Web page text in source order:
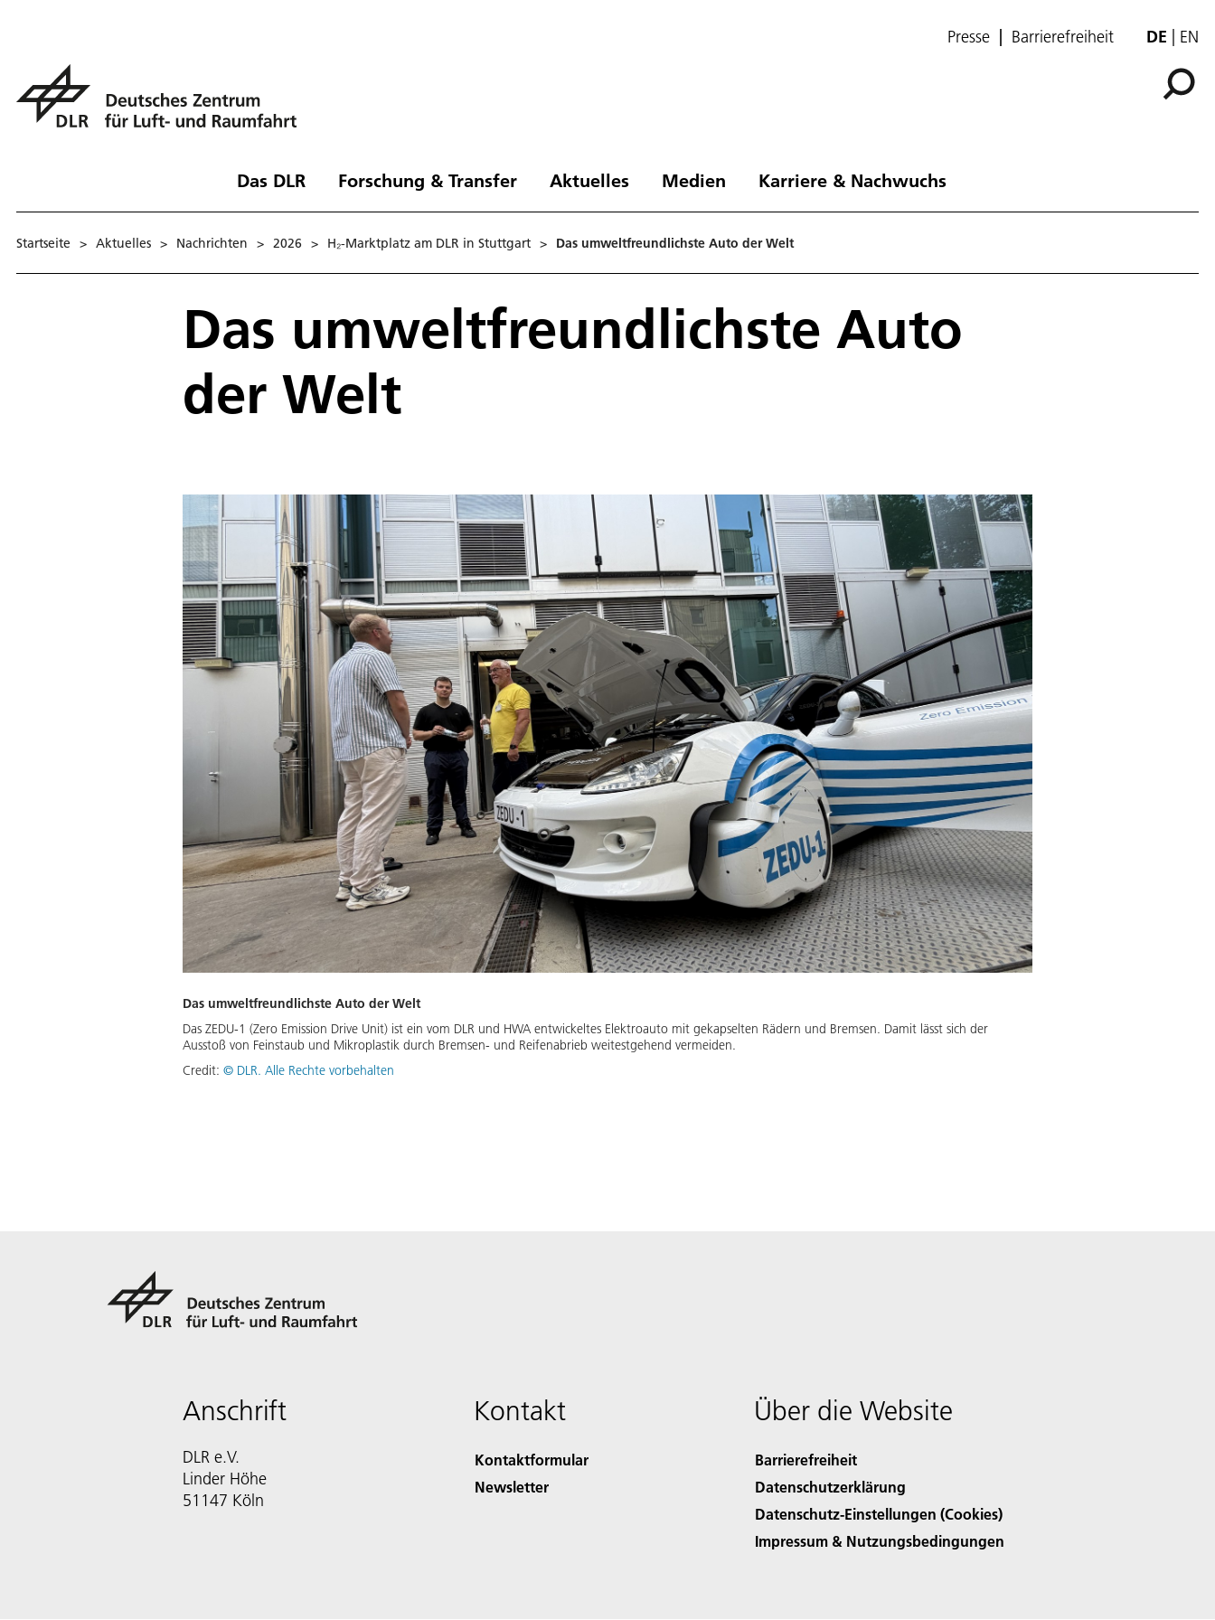
Presse Barrierefreiheit DE EN
Das DLR Forschung & Transfer Aktuelles Medien Karriere & Nachwuchs
Startseite > Aktuelles > Nachrichten > 2026 > H₂-Marktplatz am DLR in Stuttgart > Das umweltfreundlichste Auto der Welt
Das umweltfreundlichste Auto
der Welt
Das umweltfreundlichste Auto der Welt
Das ZEDU-1 (Zero Emission Drive Unit) ist ein vom DLR und HWA entwickeltes Elektroauto mit gekapselten Rädern und Bremsen. Damit lässt sich der
Ausstoß von Feinstaub und Mikroplastik durch Bremsen- und Reifenabrieb weitestgehend vermeiden.
Credit: © DLR. Alle Rechte vorbehalten
Anschrift
DLR e.V.
Linder Höhe
51147 Köln
Kontakt
Kontaktformular
Newsletter
Über die Website
Barrierefreiheit
Datenschutzerklärung
Datenschutz-Einstellungen (Cookies)
Impressum & Nutzungsbedingungen